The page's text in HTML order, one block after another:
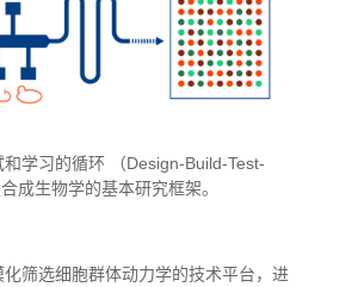
学习的循环 （Design-Build-Test-
成生物学的基本研究框架。
筛选细胞群体动力学的技术平台，进